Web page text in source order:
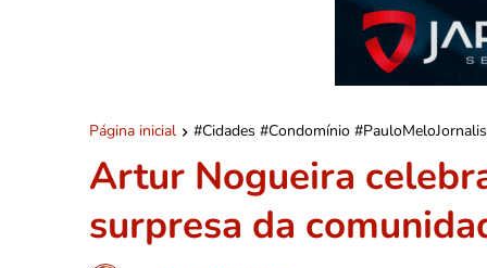
Página inicial #Cidades #Condomínio
Artur Nogueira
surpresa da